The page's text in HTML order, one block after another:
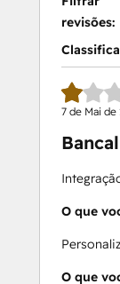
revisões:
7 de Mai de
Bancal
O que
O que